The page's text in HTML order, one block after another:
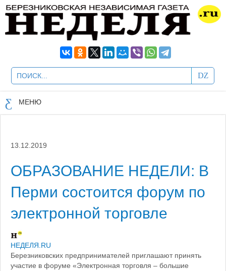
МЕНЮ
13.12.2019
ОБРАЗОВАНИЕ НЕДЕЛИ: В
Перми состоится форум по
электронной торговле
НЕДЕЛЯ.RU
Березниковских предпринимателей приглашают принять
участие в форуме «Электронная торговля – большие